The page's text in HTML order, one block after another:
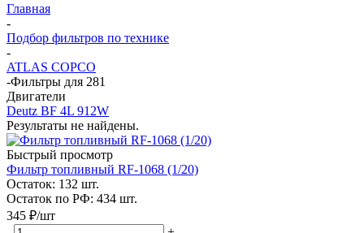
Главная
-
Подбор фильтров по технике
-
ATLAS COPCO
-Фильтры для 281
Двигатели
Deutz BF 4L 912W
Результаты не найдены.
Быстрый просмотр
Фильтр топливный RF-1068 (1/20)
Остаток: 132 шт.
Остаток по РФ: 434 шт.
345 ₽/шт